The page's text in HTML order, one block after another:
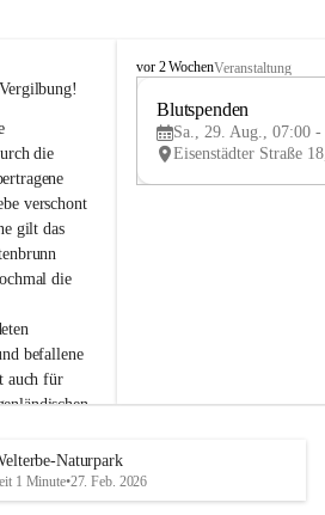
die
verschont
gilt das
die
befallene
auch für
oder
Bitte
Winzer
B
e
u
e
d
vor 2 WochenVeranstaltung
Blutspenden
Sa., 29. Aug., 07:00 -
Naturpark
1 Minute•27. Feb. 2026